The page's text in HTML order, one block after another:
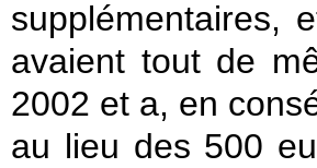
supplémentaires,
avaient tout de
2002 et a, en
au lieu des 500